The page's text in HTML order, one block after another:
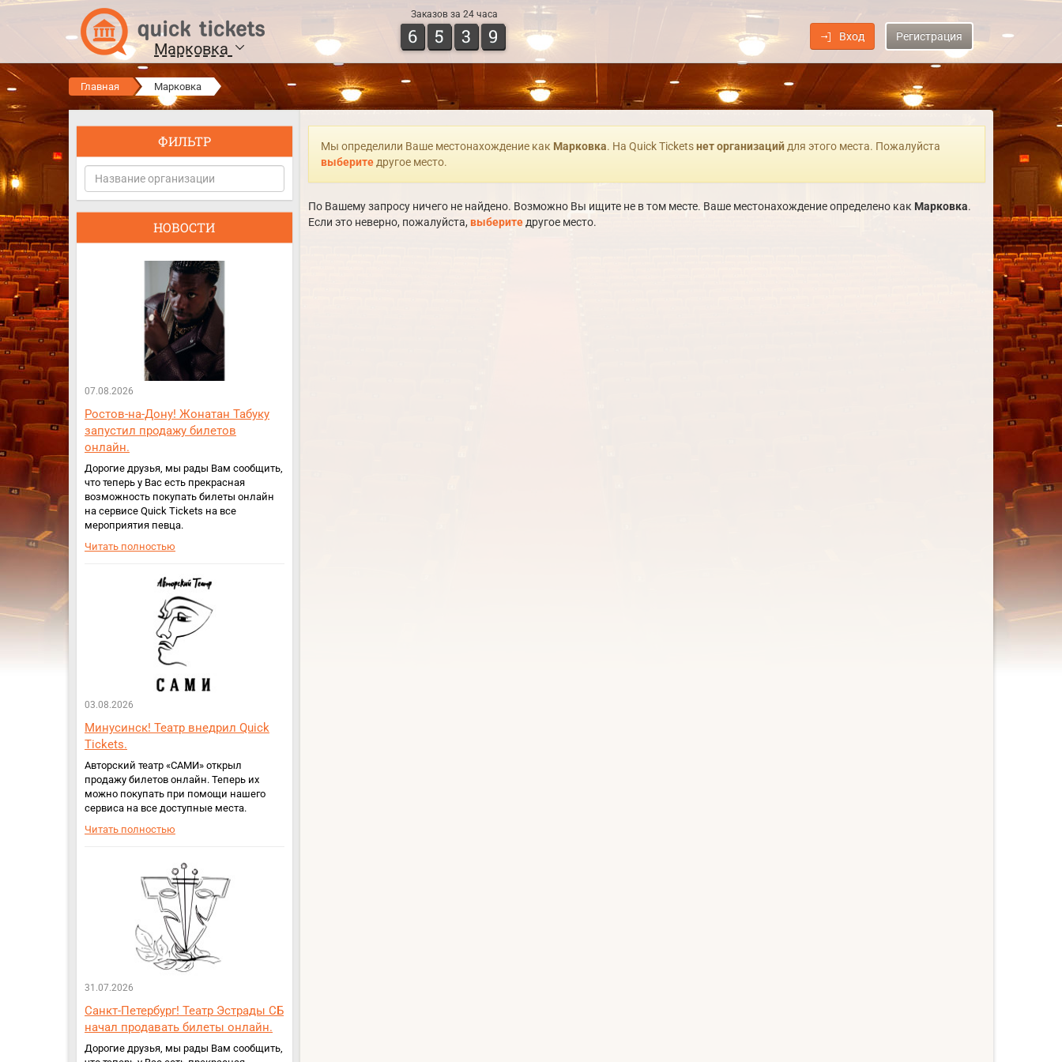
Марковка
Заказов за 24 часа
6 5 3 9 Вход Регистрация
Главная Марковка
ФИЛЬТР
НОВОСТИ
07.08.2026
Ростов-на-Дону! Жонатан Табуку
запустил продажу билетов
онлайн.
Дорогие друзья, мы рады Вам сообщить,
что теперь у Вас есть прекрасная
возможность покупать билеты онлайн
на сервисе Quick Tickets на все
мероприятия певца.
Читать полностью
03.08.2026
Минусинск! Театр внедрил Quick
Tickets.
Авторский театр «САМИ» открыл
продажу билетов онлайн. Теперь их
можно покупать при помощи нашего
сервиса на все доступные места.
Читать полностью
31.07.2026
Санкт-Петербург! Театр Эстрады СБ
начал продавать билеты онлайн.
Дорогие друзья, мы рады Вам сообщить,
Мы определили Ваше местонахождение как Марковка. На Quick Ticketsнет организацийдля этого места. Пожалуйста
выберитедругое место.
По Вашему запросу ничего не найдено. Возможно Вы ищите не в том месте. Ваше местонахождение определено как Марковка.
Если это неверно, пожалуйста, выберитедругое место.